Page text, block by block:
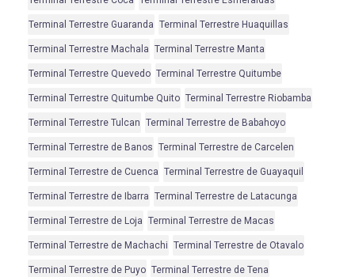
Terminal Terrestre Guaranda Terminal Terrestre Huaquillas
Terminal Terrestre Machala Terminal Terrestre Manta
Terminal Terrestre Quevedo Terminal Terrestre Quitumbe
Terminal Terrestre Quitumbe Quito Terminal Terrestre Riobamba
Terminal Terrestre Tulcan Terminal Terrestre de Babahoyo
Terminal Terrestre de Banos Terminal Terrestre de Carcelen
Terminal Terrestre de Cuenca Terminal Terrestre de Guayaquil
Terminal Terrestre de Ibarra Terminal Terrestre de Latacunga
Terminal Terrestre de Loja Terminal Terrestre de Macas
Terminal Terrestre de Machachi Terminal Terrestre de Otavalo
Terminal Terrestre de Puyo Terminal Terrestre de Tena